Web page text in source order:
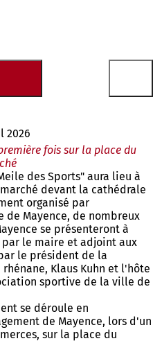
2026
fois sur la place du
des Sports" aura lieu à
devant la cathédrale
organisé par
Mayence, de nombreux
se présenteront à
par le maire et adjoint aux
le président de la
Klaus Kuhn et l'hôte
sportive de la ville de
se déroule en
de Mayence, lors d'un
sur la place du